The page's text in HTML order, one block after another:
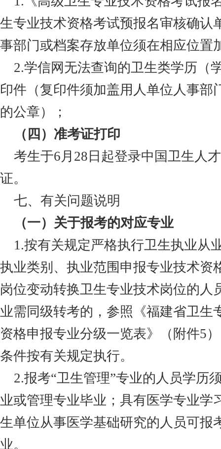
生专业技术资格考试预报名审核确认
事部门或档案存放单位须在相应位置
2.学信网无法查询的卫生类学历（
印件（复印件须加盖用人单位人事部
的公章）；
（四）准考证打印
考生于6月28日起登录中国卫生人
证。
七、有关问题说明
（一）关于报考的对应专业
1.按有关规定严格执行卫生执业从
执业类别、执业范围申报专业技术资
岗位变动转换卫生专业技术岗位的人
业需同级转考的，参照《福建省卫生
资格申报专业分级一览表》（附件5
条件按有关规定执行。
2.报考“卫生管理”专业的人员学历
业或管理专业毕业；具有医学专业学
生单位从事医学基础研究的人员可报
业。